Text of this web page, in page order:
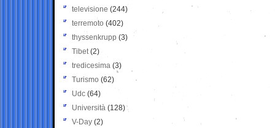
televisione(244)
terremoto (402)
thyssenkrupp (3)
Tibet(2)
tredicesima (3)
Turismo (62)
Udc (64)
Università (128)
V-Day (2)